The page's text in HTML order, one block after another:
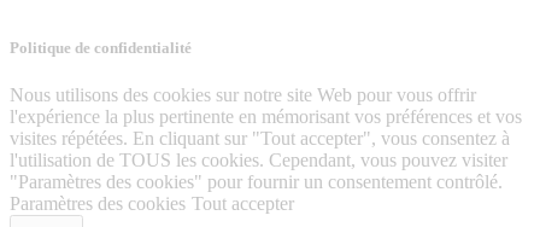
Politique de confidentialité
Nous utilisons des cookies sur notre site Web pour vous offrir
l'expérience la plus pertinente en mémorisant vos préférences et vos
visites répétées. En cliquant sur "Tout accepter", vous consentez à
l'utilisation de TOUS les cookies. Cependant, vous pouvez visiter
"Paramètres des cookies" pour fournir un consentement contrôlé.
Paramètres des cookies Tout accepter